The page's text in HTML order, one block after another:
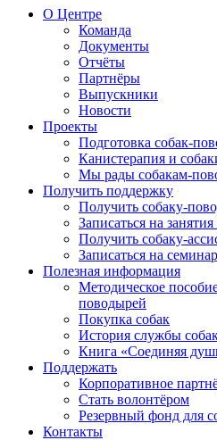
О Центре
Команда
Документы
Отчёты
Партнёры
Выпускники
Новости
Проекты
Подготовка собак-
Канистерапия и
Мы рады собакам-
Получить поддержку
Получить собаку-
Записаться на
Получить собаку-
Записаться на семинар
Полезная информация
Методическое
поводырей
Покупка собак
История службы
Книга «Соединяя
Поддержать
Корпоративное
Стать волонтёром
Резервный фонд для
Контакты